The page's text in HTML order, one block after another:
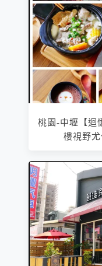
桃園-中壢【迴
樓視野